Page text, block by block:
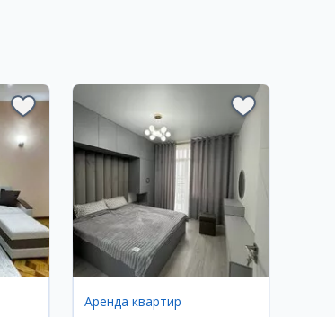
Аренда квартир